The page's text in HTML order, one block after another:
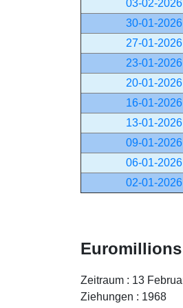
03-02-2026
30-01-2026
27-01-2026
23-01-2026
20-01-2026
16-01-2026
13-01-2026
09-01-2026
06-01-2026
02-01-2026
Zeitraum : 13
Ziehungen : 1968